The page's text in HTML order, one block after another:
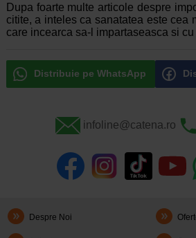
Dupa foarte multe articole despre
citite, a inteles ca sanatatea este cea
care incearca sa-l impartaseasca si
Distribuie pe WhatsApp
infoline@catena.ro
Despre Noi